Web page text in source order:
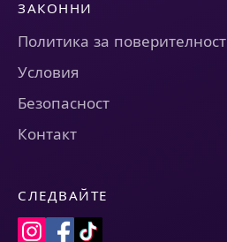
ЗАКОННИ
Политика за поверителност
Условия
Безопасност
Контакт
СЛЕДВАЙТЕ